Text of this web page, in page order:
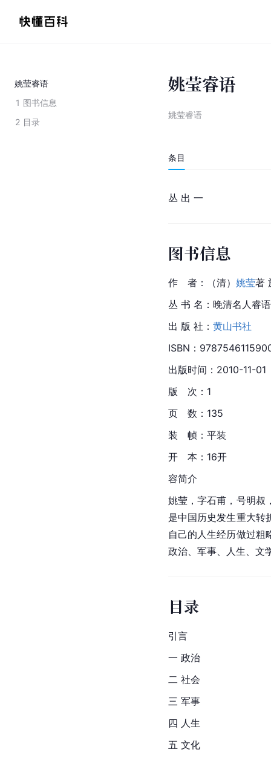
姚莹睿语
1 图书信息
2 目录
姚莹睿语
姚莹睿语
条目
丛 出 一
图书信息
作　者：（清） 姚莹著
丛 书 名：晚清名人睿语
出 版 社： 黄山书社
ISBN：
出版时间：2010-11-01
版　次：1
页　数：135
装　帧：平装
开　本：16开
容简介
姚莹，字石甫，号明叔
是中国历史发生重大转
自己的人生经历做过粗
政治、军事、人生、文
目录
引言
一 政治
二 社会
三 军事
四 人生
五 文化